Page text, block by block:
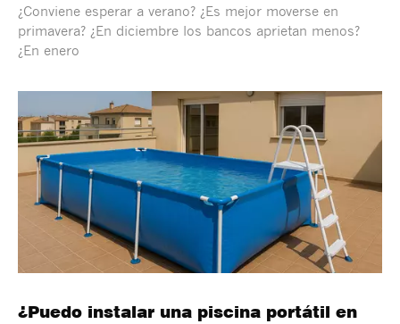
¿Conviene esperar a verano? ¿Es mejor moverse en
primavera? ¿En diciembre los bancos aprietan menos?
¿En enero
¿Puedo instalar una piscina portátil en